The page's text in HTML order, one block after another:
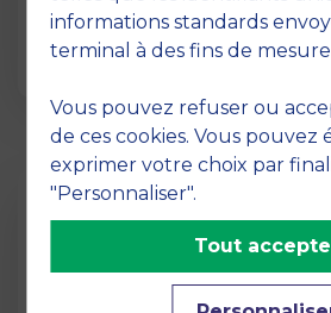
School of Business a ouvert
jurys des Trophées …
informations standards
terminal à des fins de mesure
Vous pouvez refuser ou
de ces cookies. Vous pouvez
exprimer votre choix par
"Personnaliser".
Tout